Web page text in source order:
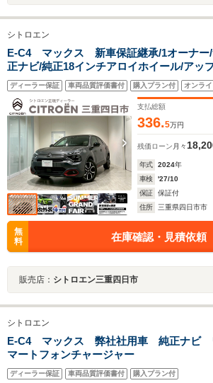
シトロエン
E-C4 マックス 新車保証継承/1オーナー/
正ナビ/純正18インチアロイホイール/アッ
アンドロイドオート/ブラインドスポットモ
ティブクルーズコントロール/シートヒータ
ーター
ディーラー保証 車両品質評価書付 購入プラン付 オンラ
支払総額
336.5万円
残価ローン 月々
年式 2024年
車検
'27/10
保証
保証付
住所
三重県四日市市
無
料
在庫確認・見積依頼
販売店： シトロエン三重四日市
シトロエン
E-C4 マックス 弊社社用車 純正ナビ
マートフォンチャージャー
ディーラー保証 車両品質評価書付 購入プラン付